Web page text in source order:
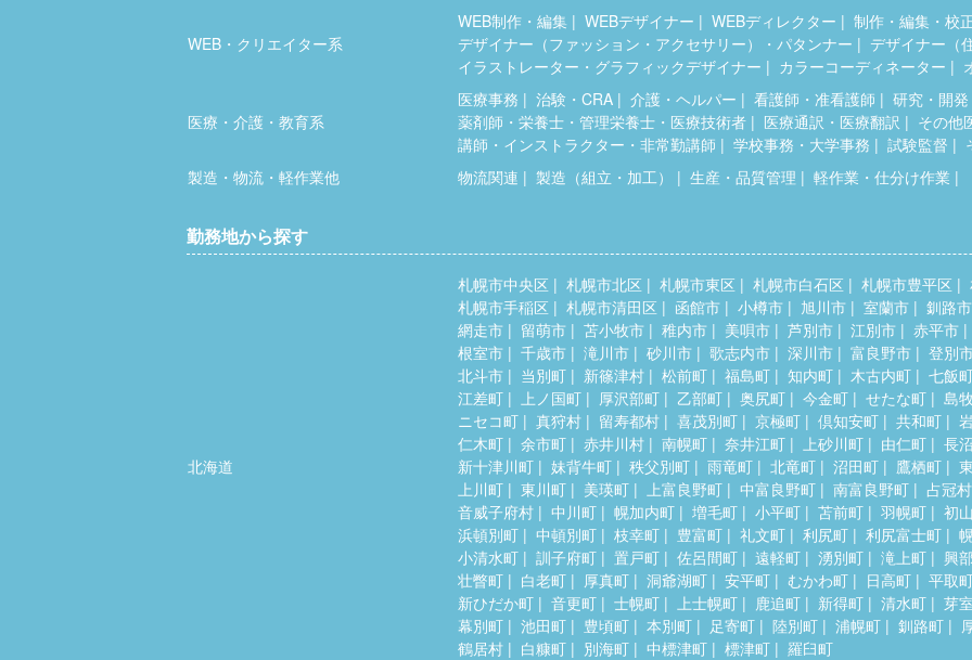
WEB・クリエイター系
WEB制作・編集 WEBデザイナー WEBディレクター
制作・編集・校
デザイナー（ファッション・アクセサリー）・パタンナー
デザイナー（
イラストレーター・グラフィックデザイナー
カラーコーディネーター
医療・介護・教育系
医療事務 治験・CRA 介護・ヘルパー 看護師・准看護師
研究・開
薬剤師・栄養士・管理栄養士・医療技術者
医療通訳・医療翻訳
その他
講師・インストラクター・非常勤講師
学校事務・大学事務 試験監督
製造・物流・軽作業他
物流関連 製造（組立・加工） 生産・品質管理 軽作業・仕分け作業
勤務地から探す
北海道
札幌市中央区 札幌市北区 札幌市東区 札幌市白石区 札幌市豊平区
札幌市手稲区
札幌市清田区 函館市 小樽市 旭川市 室蘭市
釧路市
網走市
留萌市 苫小牧市 稚内市 美唄市 芦別市 江別市
赤平市
根室市
千歳市 滝川市 砂川市 歌志内市 深川市 富良野市
登別
北斗市
当別町 新篠津村 松前町 福島町 知内町 木古内町
七飯
江差町
上ノ国町 厚沢部町 乙部町 奥尻町 今金町 せたな町
島
ニセコ町
真狩村 留寿都村 喜茂別町 京極町 倶知安町 共和町
仁木町
余市町 赤井川村 南幌町 奈井江町 上砂川町 由仁町
長
新十津川町
妹背牛町 秩父別町 雨竜町 北竜町 沼田町 鷹栖町
上川町
東川町 美瑛町 上富良野町 中富良野町 南富良野町
占冠村
音威子府村
中川町 幌加内町 増毛町 小平町 苫前町 羽幌町
初
浜頓別町
中頓別町 枝幸町 豊富町 礼文町 利尻町 利尻富士町
小清水町
訓子府町 置戸町 佐呂間町 遠軽町 湧別町 滝上町
興
壮瞥町
白老町 厚真町 洞爺湖町 安平町 むかわ町 日高町
平取
新ひだか町
音更町 士幌町 上士幌町 鹿追町 新得町 清水町
芽
幕別町
池田町 豊頃町 本別町 足寄町 陸別町 浦幌町 釧路町
鶴居村
白糠町 別海町 中標津町 標津町 羅臼町